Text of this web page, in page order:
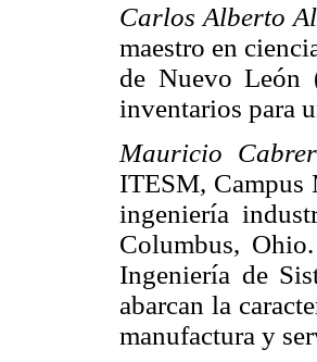
Carlos Alberto
maestro en
de Nuevo León
inventarios para
Mauricio
ITESM, Campus
ingeniería
Columbus,
Ingeniería de
abarcan la
manufactura y